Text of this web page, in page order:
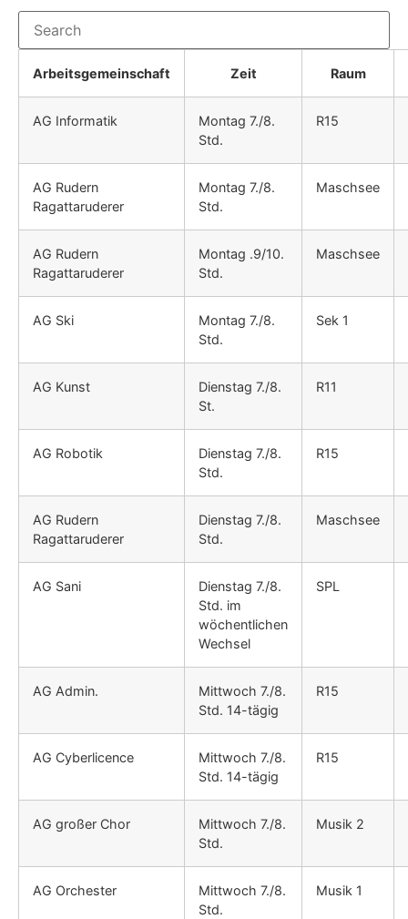
Arbeitsgemeinschaft Zeit Raum
AG Informatik
Montag 7./8.
Std.
R15
AG Rudern
Ragattaruderer
Montag 7./8.
Std.
Maschsee
AG Rudern
Ragattaruderer
Montag .9/10.
Std.
Maschsee
AG Ski
Montag 7./8.
Std.
Sek 1
AG Kunst
Dienstag 7./8.
St.
R11
AG Robotik
Dienstag 7./8.
Std.
R15
AG Rudern
Ragattaruderer
Dienstag 7./8.
Std.
Maschsee
AG Sani
Dienstag 7./8.
Std. im
wöchentlichen
Wechsel
SPL
AG Admin.
Mittwoch 7./8.
Std. 14-tägig
R15
AG Cyberlicence
Mittwoch 7./8.
Std. 14-tägig
R15
AG großer Chor
Mittwoch 7./8.
Std.
Musik 2
AG Orchester
Mittwoch 7./8.
Std.
Musik 1